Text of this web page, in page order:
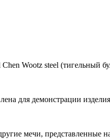
Wootz steel (тигельный
для демонстрации
мечи, представленные